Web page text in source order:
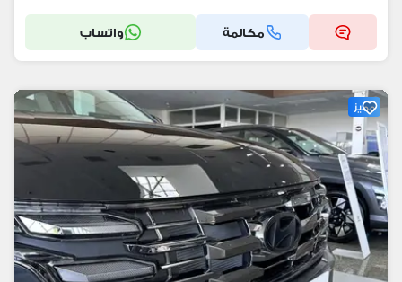
مكالمة واتساب
مميز